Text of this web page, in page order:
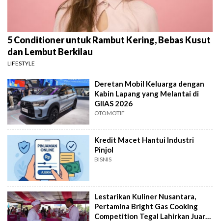
5 Conditioner untuk Rambut Kering, Bebas Kusut
dan Lembut Berkilau
LIFESTYLE
Deretan Mobil Keluarga dengan
Kabin Lapang yang Melantai di
GIIAS 2026
OTOMOTIF
Kredit Macet Hantui Industri
Pinjol
BISNIS
Lestarikan Kuliner Nusantara,
Pertamina Bright Gas Cooking
Competition Tegal Lahirkan Juara